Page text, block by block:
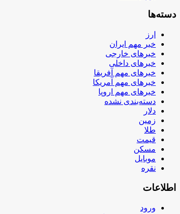
دسته‌ها
ارز
خبر مهم ایران
خبرهای خارجی
خبرهای داخلی
خبرهای مهم آفریقا
خبرهای مهم آمریکا
خبرهای مهم اروپا
دسته‌بندی نشده
دلار
زمین
طلا
قیمت
مسکن
موبایل
نقره
اطلاعات
ورود